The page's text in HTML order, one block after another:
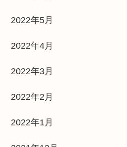
2022年5月
2022年4月
2022年3月
2022年2月
2022年1月